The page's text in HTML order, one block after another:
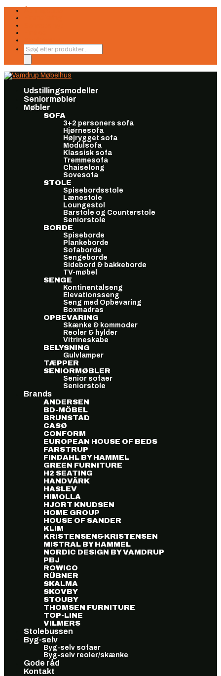
Products
search
Udstillingsmodeller
Seniormøbler
Møbler
SOFA
3+2 personers sofa
Hjørnesofa
Højrygget sofa
Modulsofa
Klassisk sofa
Tremmesofa
Chaiselong
Sovesofa
STOLE
Spisebordsstole
Lænestole
Loungestol
Barstole og Counterstole
Seniorstole
BORDE
Spiseborde
Plankeborde
Sofaborde
Sengeborde
Sidebord & bakkeborde
TV-møbel
SENGE
Kontinentalseng
Elevationsseng
Seng med Opbevaring
Boxmadras
OPBEVARING
Skænke & kommoder
Reoler & hylder
Vitrineskabe
BELYSNING
Gulvlamper
TÆPPER
SENIORMØBLER
Senior sofaer
Seniorstole
Brands
ANDERSEN
BD-MÖBEL
BRUNSTAD
CASØ
CONFORM
EUROPEAN HOUSE OF BEDS
FARSTRUP
FINDAHL BY HAMMEL
GREEN FURNITURE
H2 SEATING
HANDVÄRK
HASLEV
HIMOLLA
HJORT KNUDSEN
HOME GROUP
HOUSE OF SANDER
KLIM
KRISTENSEN&KRISTENSEN
MISTRAL BY HAMMEL
NORDIC DESIGN BY VAMDRUP
PBJ
ROWICO
RÜBNER
SKALMA
SKOVBY
STOUBY
THOMSEN FURNITURE
TOP-LINE
VILMERS
Stolebussen
Byg-selv
Byg-selv sofaer
Byg-selv reoler/skænke
Gode råd
Kontakt